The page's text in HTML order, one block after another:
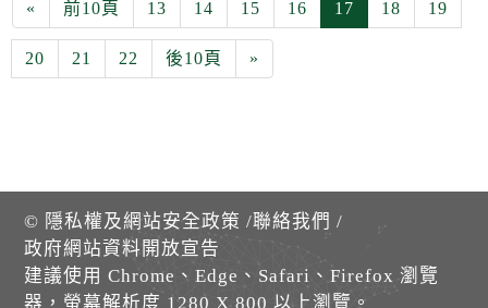
« 前10頁 13 14 15 16 17 18 19
20 21 22 後10頁 »
© 隱私權及網站安全政策 /聯絡我們 /
政府網站資料開放宣告
建議使用 Chrome、Edge、Safari、Firefox 瀏覽
器，螢幕解析度 1280 X 800 以上瀏覽。